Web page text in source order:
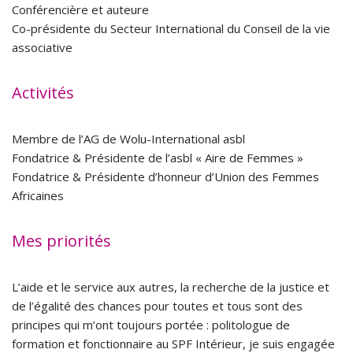
Conférencière et auteure
Co-présidente du Secteur International du Conseil de la vie
associative
Activités
Membre de l’AG de Wolu-International asbl
Fondatrice & Présidente de l’asbl « Aire de Femmes »
Fondatrice & Présidente d’honneur d’Union des Femmes
Africaines
Mes priorités
L’aide et le service aux autres, la recherche de la justice et
de l’égalité des chances pour toutes et tous sont des
principes qui m’ont toujours portée : politologue de
formation et fonctionnaire au SPF Intérieur, je suis engagée